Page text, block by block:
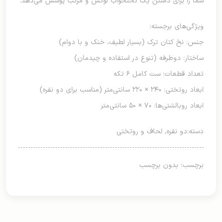
ویژگی‌های برجسته:
جنس: نخ کتان ترک (بسیار لطیف، خنک و با دوام)
ساختار: دوطرفه (تنوع در استفاده و چیدمان)
تعداد قطعات: ست کامل ۶ تکه
ابعاد روتختی: ۲۴۰ × ۲۲۰ سانتی‌متر (مناسب برای دو نفره)
ابعاد روبالشتی‌ها: ۷۰ × ۵۰ سانتی‌متر
دسته:دو نفره, لحاف و روتختی
برچسب: بدون برچسب